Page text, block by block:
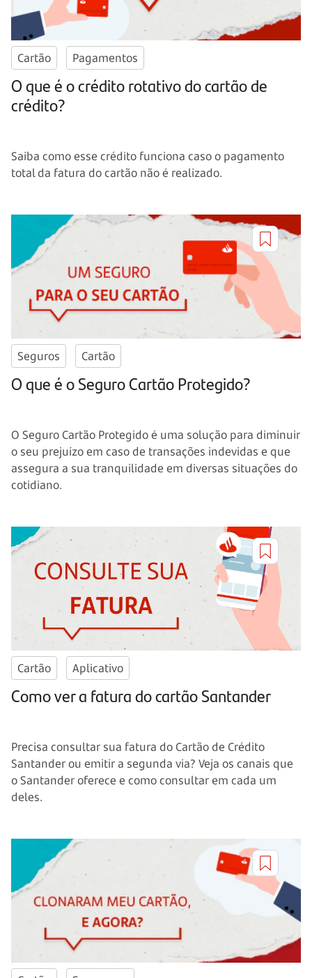
Cartão Pagamentos
O que é o crédito rotativo do cartão de
crédito?
Saiba como esse crédito funciona caso o pagamento
total da fatura do cartão não é realizado.
Seguros Cartão
O que é o Seguro Cartão Protegido?
O Seguro Cartão Protegido é uma solução para diminuir
o seu prejuízo em caso de transações indevidas e que
assegura a sua tranquilidade em diversas situações do
cotidiano.
Cartão Aplicativo
Como ver a fatura do cartão Santander
Precisa consultar sua fatura do Cartão de Crédito
Santander ou emitir a segunda via? Veja os canais que
o Santander oferece e como consultar em cada um
deles.